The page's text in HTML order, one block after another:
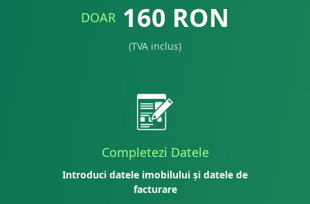
DOAR 160 RON
(TVA inclus)
Completezi Datele
Introduci datele imobilului și datele de
facturare